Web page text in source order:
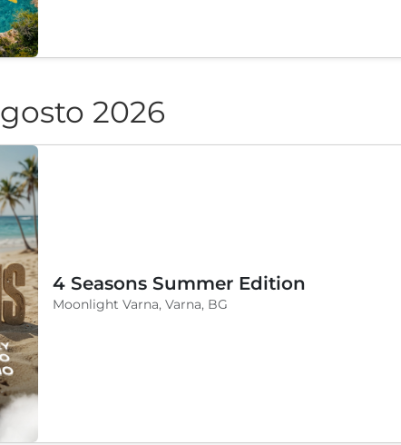
2026
4 Seasons Summer Edition
Moonlight Varna, Varna, BG